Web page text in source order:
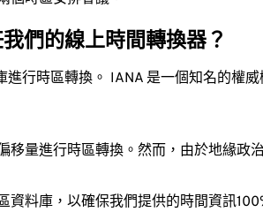
們的線上時間轉換器？
進行時區轉換。 IANA 是一個知名的權
移量進行時區轉換。然而，由於地緣政
資料庫，以確保我們提供的時間資訊